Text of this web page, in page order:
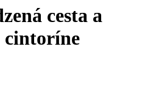
cesta a